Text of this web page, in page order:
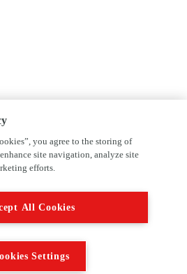
you agree to the storing of
site navigation, analyze site
efforts.
All Cookies
Settings